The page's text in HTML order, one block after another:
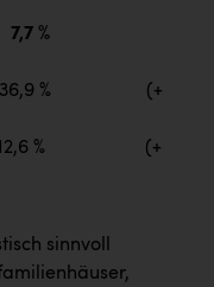
%
% (+
+12,6 % (+
sinnvoll